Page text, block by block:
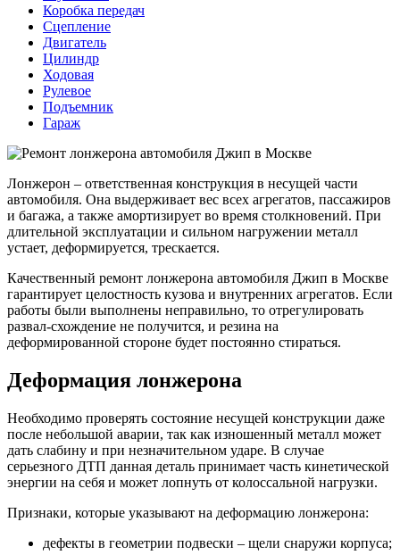
Коробка передач
Сцепление
Двигатель
Цилиндр
Ходовая
Рулевое
Подъемник
Гараж
Лонжерон – ответственная конструкция в несущей части
автомобиля. Она выдерживает вес всех агрегатов, пассажиров
и багажа, а также амортизирует во время столкновений. При
длительной эксплуатации и сильном нагружении металл
устает, деформируется, трескается.
Качественный ремонт лонжерона автомобиля Джип в Москве
гарантирует целостность кузова и внутренних агрегатов. Если
работы были выполнены неправильно, то отрегулировать
развал-схождение не получится, и резина на
деформированной стороне будет постоянно стираться.
Деформация лонжерона
Необходимо проверять состояние несущей конструкции даже
после небольшой аварии, так как изношенный металл может
дать слабину и при незначительном ударе. В случае
серьезного ДТП данная деталь принимает часть кинетической
энергии на себя и может лопнуть от колоссальной нагрузки.
Признаки, которые указывают на деформацию лонжерона:
дефекты в геометрии подвески – щели снаружи корпуса;